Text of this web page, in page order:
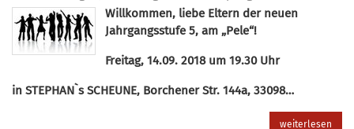
Willkommen, liebe Eltern der neuen
Jahrgangsstufe 5, am „Pele“!
Freitag, 14.09. 2018 um 19.30 Uhr
in STEPHAN`s SCHEUNE, Borchener Str. 144a, 33098…
weiterlesen